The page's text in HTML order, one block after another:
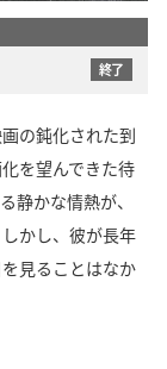
終了
の鈍化された到
を望んできた待
静かな情熱が、
かし、彼が長年
見ることはなか